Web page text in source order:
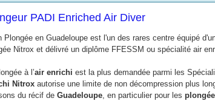
PADI Enriched Air Diver
Plongée en Guadeloupe est l'un des rares centre équipé
Nitrox et délivré un diplôme FFESSM ou spécialité air
à l’air enrichi est la plus demandée parmi les
Nitrox autorise une limite de non décompression plus
du récif de Guadeloupe, en particulier pour les